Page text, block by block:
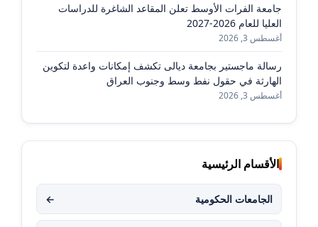
جامعة الفرات الأوسط تعلن المقاعد الشاغرة للدراسات
العليا للعام 2026-2027
أغسطس 3, 2026
رسالة ماجستير بجامعة ديالى تكشف إمكانات واعدة لتكوين
الهارثة في حقول نفط وسط وجنوب العراق
أغسطس 3, 2026
الأقسام الرئيسية
الجامعات الحكومية ←